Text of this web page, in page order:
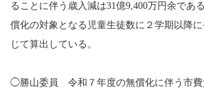
ることに伴う歳入減は31億9,400万円余であ
償化の対象となる児童生徒数に２学期以降
じて算出している。
◯勝山委員 令和７年度の無償化に伴う市費